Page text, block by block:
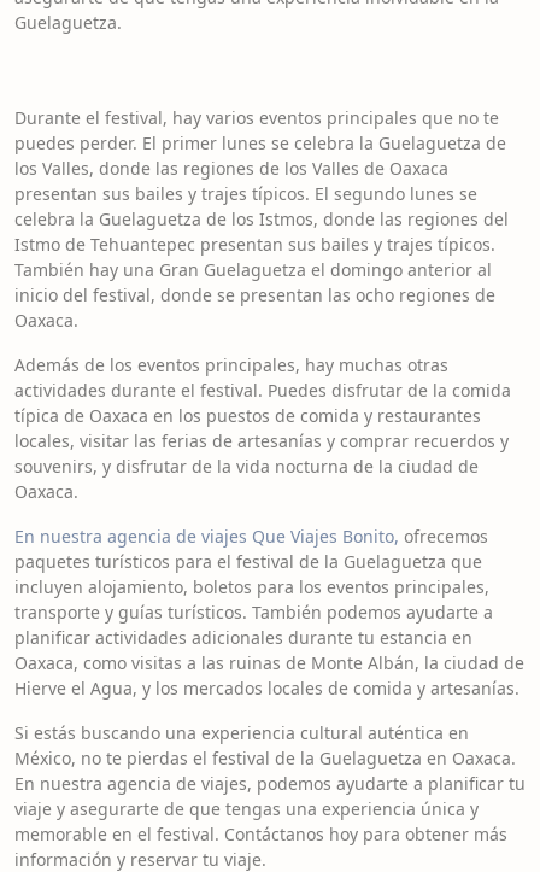
Guelaguetza.
Durante el festival, hay varios eventos principales que no te
puedes perder. El primer lunes se celebra la Guelaguetza de
los Valles, donde las regiones de los Valles de Oaxaca
presentan sus bailes y trajes típicos. El segundo lunes se
celebra la Guelaguetza de los Istmos, donde las regiones del
Istmo de Tehuantepec presentan sus bailes y trajes típicos.
También hay una Gran Guelaguetza el domingo anterior al
inicio del festival, donde se presentan las ocho regiones de
Oaxaca.
Además de los eventos principales, hay muchas otras
actividades durante el festival. Puedes disfrutar de la comida
típica de Oaxaca en los puestos de comida y restaurantes
locales, visitar las ferias de artesanías y comprar recuerdos y
souvenirs, y disfrutar de la vida nocturna de la ciudad de
Oaxaca.
En nuestra agencia de viajes Que Viajes Bonito, ofrecemos
paquetes turísticos para el festival de la Guelaguetza que
incluyen alojamiento, boletos para los eventos principales,
transporte y guías turísticos. También podemos ayudarte a
planificar actividades adicionales durante tu estancia en
Oaxaca, como visitas a las ruinas de Monte Albán, la ciudad de
Hierve el Agua, y los mercados locales de comida y artesanías.
Si estás buscando una experiencia cultural auténtica en
México, no te pierdas el festival de la Guelaguetza en Oaxaca.
En nuestra agencia de viajes, podemos ayudarte a planificar tu
viaje y asegurarte de que tengas una experiencia única y
memorable en el festival. Contáctanos hoy para obtener más
información y reservar tu viaje.